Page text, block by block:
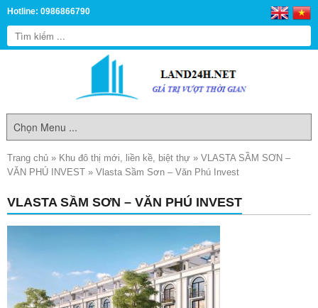
Hotline: 0986866790
Trang chủ » Khu đô thị mới, liền kề, biệt thự » VLASTA SẦM SƠN –
VĂN PHÚ INVEST » Vlasta Sầm Sơn – Văn Phú Invest
VLASTA SẦM SƠN – VĂN PHÚ INVEST